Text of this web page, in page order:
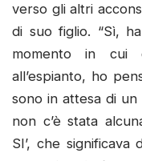
verso gli altri
di suo figlio. “Sì,
momento in cui
all’espianto, ho
sono in attesa di
non c’è stata
SI’, che